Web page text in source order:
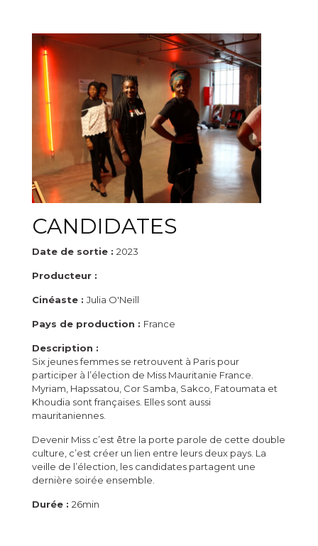
CANDIDATES
Date de sortie : 2023
Producteur :
Cinéaste : Julia O'Neill
Pays de production : France
Description :
Six jeunes femmes se retrouvent à Paris pour
participer à l’élection de Miss Mauritanie France.
Myriam, Hapssatou, Cor Samba, Sakco, Fatoumata et
Khoudia sont françaises. Elles sont aussi
mauritaniennes.
Devenir Miss c’est être la porte parole de cette double
culture, c’est créer un lien entre leurs deux pays. La
veille de l’élection, les candidates partagent une
dernière soirée ensemble.
Durée : 26min